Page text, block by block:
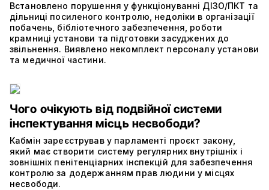
Встановлено порушення у функціонуванні ДІЗО/ПКТ та
дільниці посиленого контролю, недоліки в організації
побачень, бібліотечного забезпечення, роботи
крамниці установи та підготовки засуджених до
звільнення. Виявлено некомплект персоналу установи
та медичної частини.
Чого очікують від подвійної системи
інспектування місць несвободи?
Кабмін зареєстрував у парламенті проєкт закону,
який має створити систему регулярних внутрішніх і
зовнішніх пенітенціарних інспекцій для забезпечення
контролю за додержанням прав людини у місцях
несвободи.